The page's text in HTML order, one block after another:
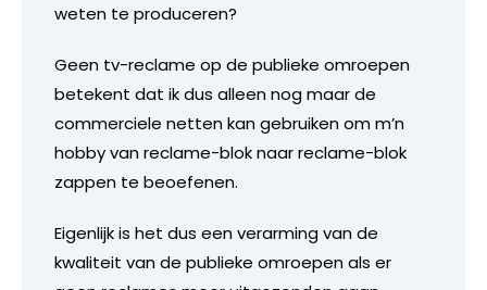
weten te produceren?
Geen tv-reclame op de publieke omroepen
betekent dat ik dus alleen nog maar de
commerciele netten kan gebruiken om m’n
hobby van reclame-blok naar reclame-blok
zappen te beoefenen.
Eigenlijk is het dus een verarming van de
kwaliteit van de publieke omroepen als er